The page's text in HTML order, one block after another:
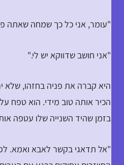
"עומר, אני כל כך שמחה שאתה
"אני חושב שדווקא יש לי."
היא קברה את פניה בחזהו, שלא
הכיר אותה טוב מידי. הוא טפח
בזמן שהיד השנייה שלו עטפה
"אל תדאגי בקשר לאבא ואמא.